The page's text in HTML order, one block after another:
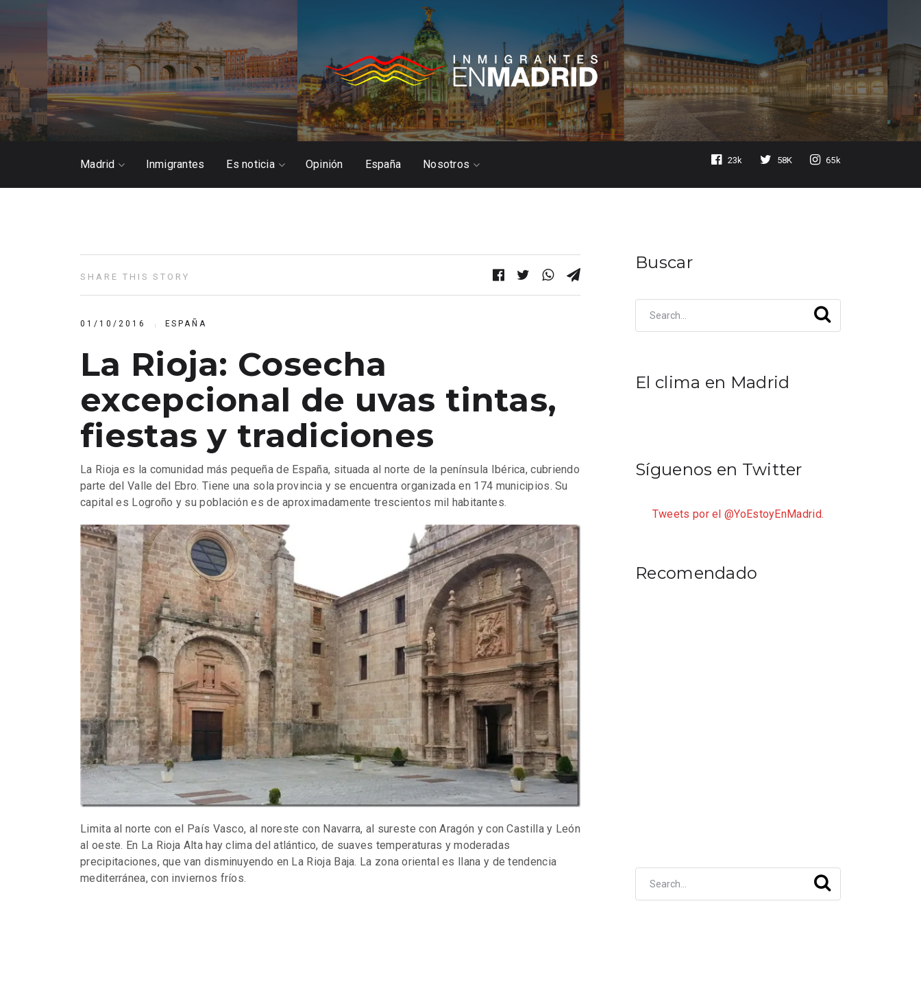
Madrid Inmigrantes Es noticia Opinión España Nosotros 23k 58K 65k
SHARE THIS STORY
01/10/2016 ESPAÑA
La Rioja: Cosecha
excepcional de uvas tintas,
fiestas y tradiciones
La Rioja es la comunidad más pequeña de España, situada al norte de la península Ibérica, cubriendo
parte del Valle del Ebro. Tiene una sola provincia y se encuentra organizada en 174 municipios. Su
capital es Logroño y su población es de aproximadamente trescientos mil habitantes.
Limita al norte con el País Vasco, al noreste con Navarra, al sureste con Aragón y con Castilla y León
al oeste. En La Rioja Alta hay clima del atlántico, de suaves temperaturas y moderadas
precipitaciones, que van disminuyendo en La Rioja Baja. La zona oriental es llana y de tendencia
mediterránea, con inviernos fríos.
Buscar
El clima en Madrid
Síguenos en Twitter
Tweets por el @YoEstoyEnMadrid.
Recomendado